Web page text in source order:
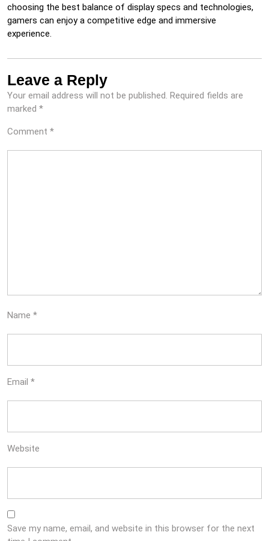
choosing the best balance of display specs and technologies,
gamers can enjoy a competitive edge and immersive
experience.
Leave a Reply
Your email address will not be published. Required fields are
marked *
Comment *
Name *
Email *
Website
Save my name, email, and website in this browser for the next